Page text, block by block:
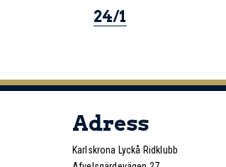
24/1
Adress
Karlskrona Lyckå Ridklubb